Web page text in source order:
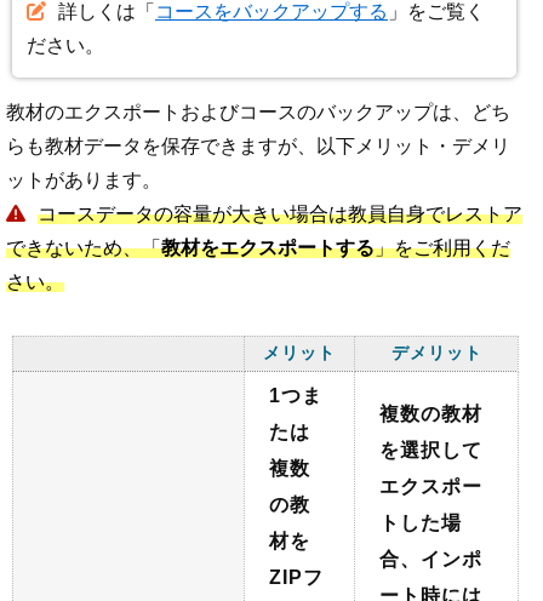
詳しくは「 コースをバックアップする 」をご覧く
ださい。
教材のエクスポートおよびコースのバックアップは、どち
らも教材データを保存できますが、以下メリット・デメリ
ットがあります。
コースデータの容量が大きい場合は教員自身でレストア
できないため、「教材をエクスポートする」をご利用くだ
さい。
メリット デメリット
1つま
たは
複数
の教
材を
ZIPフ
複数の教材
を選択して
エクスポー
トした場
合、インポ
ート時には